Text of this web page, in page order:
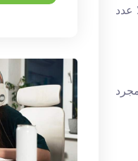
عدد